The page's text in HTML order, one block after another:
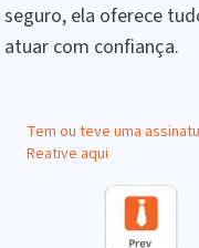
seguro, ela oferece
atuar com confiança.
Tem ou teve uma
Reative aqui